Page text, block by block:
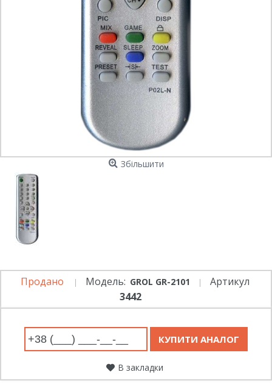
Збільшити
Продано Модель: GROL GR-2101
Артикул
3442
В закладки